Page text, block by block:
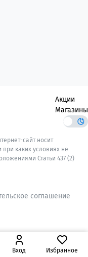
Вход Избранное
Акции
Магазины
сайт носит
каких условиях не
Статьи 437 (2)
соглашение